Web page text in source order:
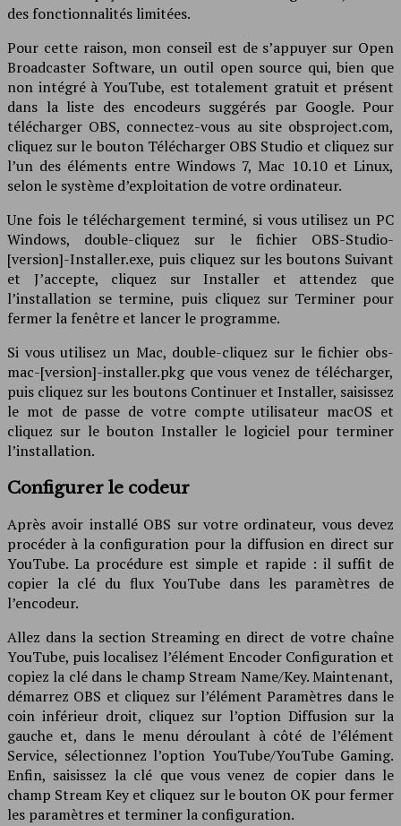
des fonctionnalités limitées.
Pour cette raison, mon conseil est de s’appuyer sur Open
Broadcaster Software, un outil open source qui, bien que
non intégré à YouTube, est totalement gratuit et présent
dans la liste des encodeurs suggérés par Google. Pour
télécharger OBS, connectez-vous au site obsproject.com,
cliquez sur le bouton Télécharger OBS Studio et cliquez sur
l’un des éléments entre Windows 7, Mac 10.10 et Linux,
selon le système d’exploitation de votre ordinateur.
Une fois le téléchargement terminé, si vous utilisez un PC
Windows, double-cliquez sur le fichier OBS-Studio-
[version]-Installer.exe, puis cliquez sur les boutons Suivant
et J’accepte, cliquez sur Installer et attendez que
l’installation se termine, puis cliquez sur Terminer pour
fermer la fenêtre et lancer le programme.
Si vous utilisez un Mac, double-cliquez sur le fichier obs-
mac-[version]-installer.pkg que vous venez de télécharger,
puis cliquez sur les boutons Continuer et Installer, saisissez
le mot de passe de votre compte utilisateur macOS et
cliquez sur le bouton Installer le logiciel pour terminer
l’installation.
Configurer le codeur
Après avoir installé OBS sur votre ordinateur, vous devez
procéder à la configuration pour la diffusion en direct sur
YouTube. La procédure est simple et rapide : il suffit de
copier la clé du flux YouTube dans les paramètres de
l’encodeur.
Allez dans la section Streaming en direct de votre chaîne
YouTube, puis localisez l’élément Encoder Configuration et
copiez la clé dans le champ Stream Name/Key. Maintenant,
démarrez OBS et cliquez sur l’élément Paramètres dans le
coin inférieur droit, cliquez sur l’option Diffusion sur la
gauche et, dans le menu déroulant à côté de l’élément
Service, sélectionnez l’option YouTube/YouTube Gaming.
Enfin, saisissez la clé que vous venez de copier dans le
champ Stream Key et cliquez sur le bouton OK pour fermer
les paramètres et terminer la configuration.